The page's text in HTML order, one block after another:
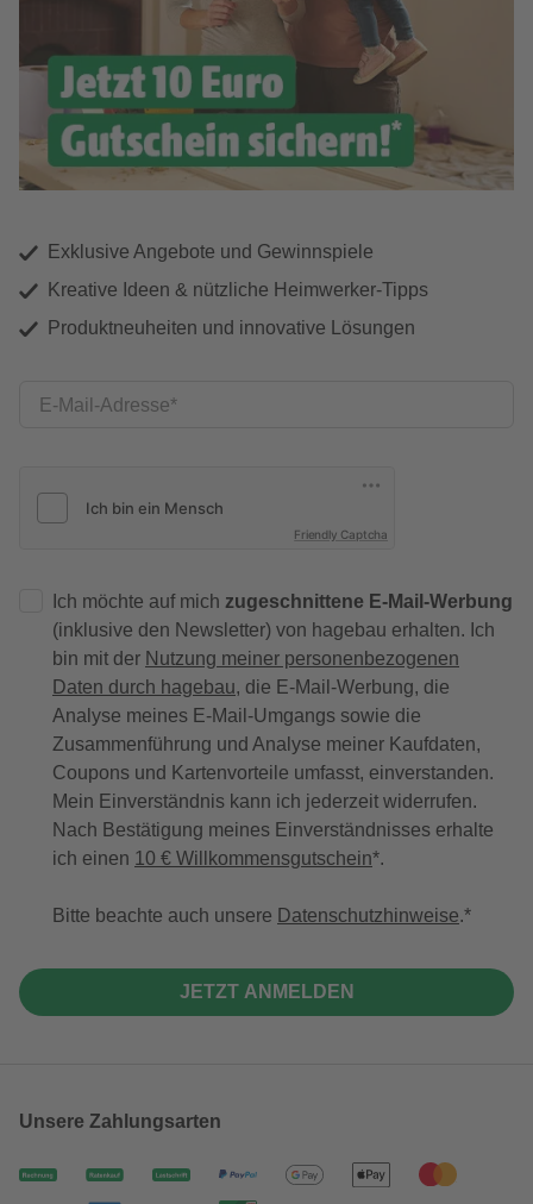
Exklusive Angebote und Gewinnspiele
Kreative Ideen & nützliche Heimwerker-Tipps
Produktneuheiten und innovative Lösungen
E-Mail-Adresse
Friendly Captcha
Ich möchte auf mich zugeschnittene E-Mail-Werbung
(inklusive den Newsletter) von hagebau erhalten. Ich
bin mit der Nutzung meiner personenbezogenen
Daten durch hagebau, die E-Mail-Werbung, die
Analyse meines E-Mail-Umgangs sowie die
Zusammenführung und Analyse meiner Kaufdaten,
Coupons und Kartenvorteile umfasst, einverstanden.
Mein Einverständnis kann ich jederzeit widerrufen.
Nach Bestätigung meines Einverständnisses erhalte
ich einen 10 € Willkommensgutschein*.
Bitte beachte auch unsere Datenschutzhinweise.
JETZT ANMELDEN
Unsere Zahlungsarten